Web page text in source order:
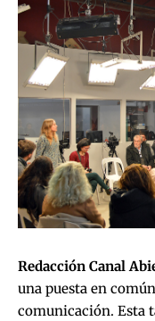
Redacción Canal
una puesta en
comunicación. Esta